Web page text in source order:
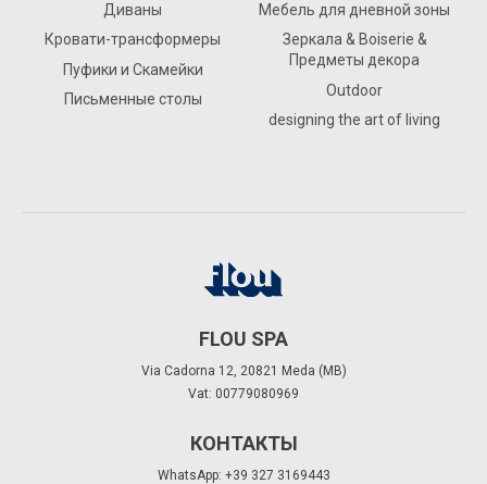
Диваны
Кровати-трансформеры
Пуфики и Скамейки
Письменные столы
Мебель для дневной зоны
Зеркала & Boiserie &
Предметы декора
Outdoor
designing the art of living
FLOU SPA
Via Cadorna 12, 20821 Meda (MB)
Vat: 00779080969
КОНТАКТЫ
WhatsApp: +39 327 3169443